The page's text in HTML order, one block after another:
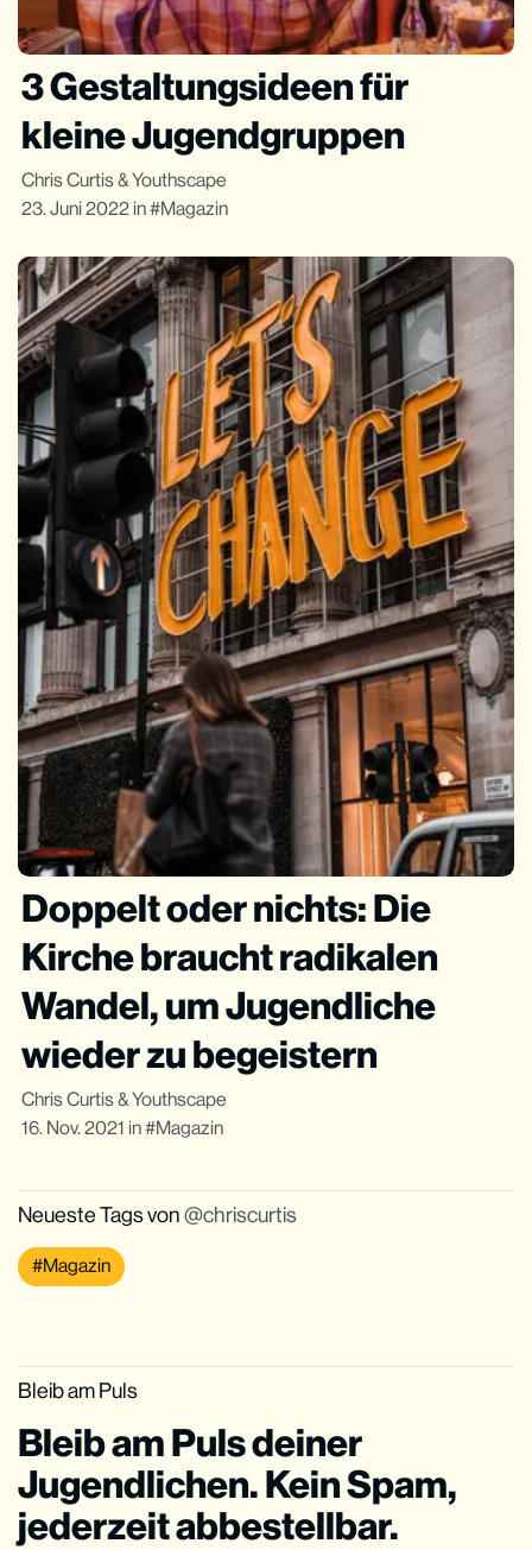
3 Gestaltungsideen für
kleine Jugendgruppen
Chris Curtis&Youthscape
23. Juni 2022 in Magazin
Doppelt oder nichts: Die
Kirche braucht radikalen
Wandel, um Jugendliche
wieder zu begeistern
Chris Curtis&Youthscape
16. Nov. 2021 in Magazin
Neueste Tags von chriscurtis
Magazin
Bleib am Puls
Bleib am Puls deiner
Jugendlichen. Kein Spam,
jederzeit abbestellbar.